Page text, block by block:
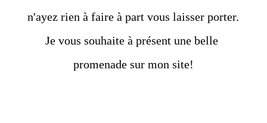
n'ayez rien à faire à part vous laisser porter.
Je vous souhaite à présent une belle
promenade sur mon site!